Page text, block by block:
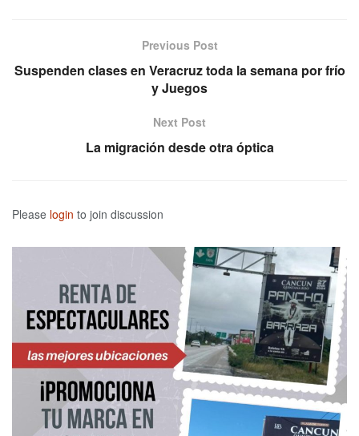
Previous Post
Suspenden clases en Veracruz toda la semana por frío
y Juegos
Next Post
La migración desde otra óptica
Please login to join discussion